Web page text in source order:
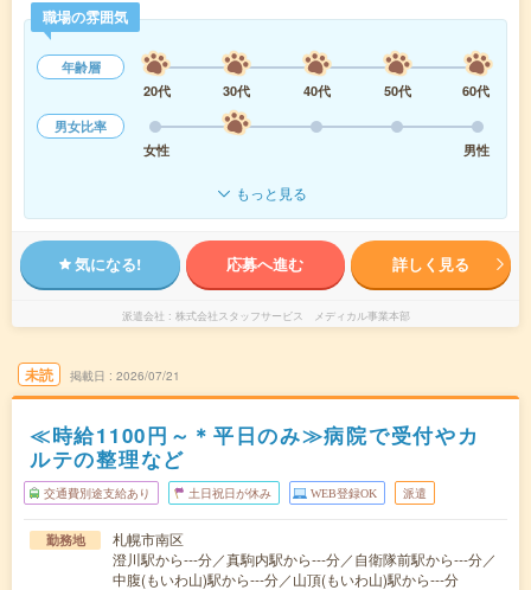
職場の雰囲気
年齢層
20代
30代 40代 50代
60代
男女比率
女性
男性
もっと見る
気になる! 応募へ進む 詳しく見る
派遣会社 株式会社スタッフサービス メディカル事業本部
未読 掲載日 2026/07/21
≪時給1100円～＊平日のみ≫病院で受付やカ
ルテの整理など
交通費別途支給あり 土日祝日が休み WEB登録OK 派遣
勤務地
札幌市南区
澄川駅から---分／真駒内駅から---分／自衛隊前駅から---分／
中腹(もいわ山)駅から---分／山頂(もいわ山)駅から---分